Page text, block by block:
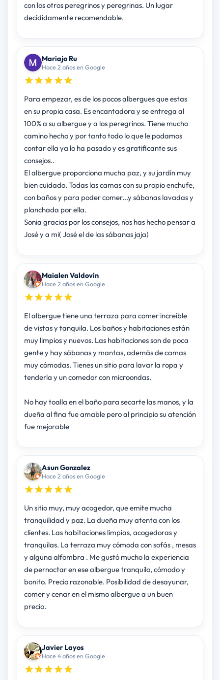
con los otros peregrinos y peregrinas. Un lugar
decididamente recomendable.
Mariajo Ru
Hace 2 años en Google
Para empezar, es de los pocos albergues que estas
en su propia casa. Es encantadora y se entrega al
100% a su albergue y a los peregrinos. Tiene mucho
camino hecho y por tanto todo lo que le podamos
contar ella ya lo ha pasado y es gratificante sus
consejos..
El albergue proporciona mucha paz, y su jardín muy
bien cuidado. Todas las camas con su propio enchufe,
con baños y para poder comer...y sábanas lavadas y
planchada por ella.
Sonia gracias por los consejos, nos has hecho pensar a
José y a mi( José el de las sábanas jaja)
Maialen Valdovín
Hace 2 años en Google
El albergue tiene una terraza para comer increíble
de vistas y tanquila. Los baños y habitaciones están
muy limpios y nuevos. Las habitaciones son de poca
gente y hay sábanas y mantas, además de camas
muy cómodas. Tienes un sitio para lavar la ropa y
tenderla y un comedor con microondas.
No hay toalla en el baño para secarte las manos, y la
dueña al fina fue amable pero al principio su atención
fue mejorable
Asun Gonzalez
Hace 2 años en Google
Un sitio muy, muy acogedor, que emite mucha
tranquilidad y paz. La dueña muy atenta con los
clientes. Las habitaciones limpias, acogedoras y
tranquilas. La terraza muy cómoda con sofás , mesas
y alguna alfombra . Me gustó mucho la experiencia
de pernoctar en ese albergue tranquilo, cómodo y
bonito. Precio razonable. Posibilidad de desayunar,
comer y cenar en el mismo albergue a un buen
precio.
Javier Layos
Hace 4 años en Google